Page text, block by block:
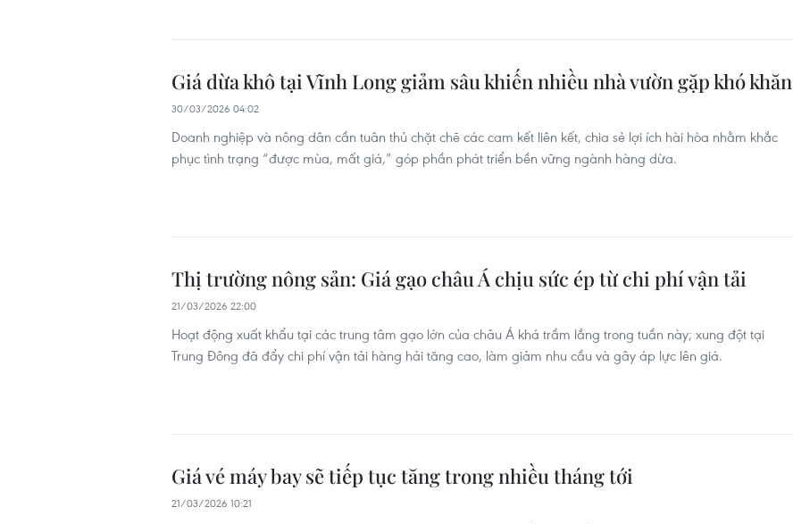
Giá dừa khô tại Vĩnh Long giảm sâu khiến nhiều nhà vườn gặp khó khăn
30/03/2026 04:02
Doanh nghiệp và nông dân cần tuân thủ chặt chẽ các cam kết liên kết, chia sẻ lợi ích hài hòa nhằm khắc
phục tình trạng “được mùa, mất giá,” góp phần phát triển bền vững ngành hàng dừa.
Thị trường nông sản: Giá gạo châu Á chịu sức ép từ chi phí vận tải
21/03/2026 22:00
Hoạt động xuất khẩu tại các trung tâm gạo lớn của châu Á khá trầm lắng trong tuần này; xung đột tại
Trung Đông đã đẩy chi phí vận tải hàng hải tăng cao, làm giảm nhu cầu và gây áp lực lên giá.
Giá vé máy bay sẽ tiếp tục tăng trong nhiều tháng tới
21/03/2026 10:21